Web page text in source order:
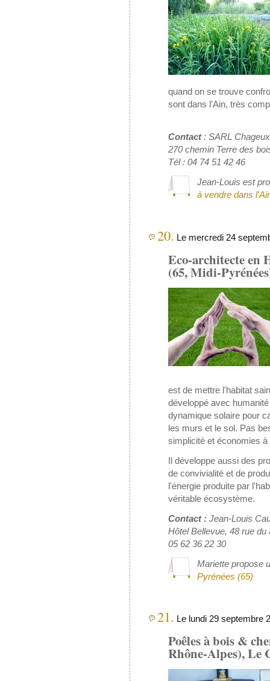
quand on se trouve
sont dans l'Ain, très
Contact: SARL
270 chemin Terre des
Tél : 04 74 51 42 46
Jean-Louis est
à vendre dans
20. Le mercredi 24
Eco-architecte en
(65, Midi-
est de mettre l'habitat
développé avec
dynamique solaire pour
les murs et le sol. Pas
simplicité et économies
Il développe aussi des
de convivialité et de
l'énergie produite par
véritable écosystème.
Contact : Jean-Louis
Hôtel Bellevue, 48 rue
05 62 36 22 30
Mariette propose
Pyrénées (65)
21. Le lundi 29 septembre
Poêles à bois &
Rhône-Alpes), Le